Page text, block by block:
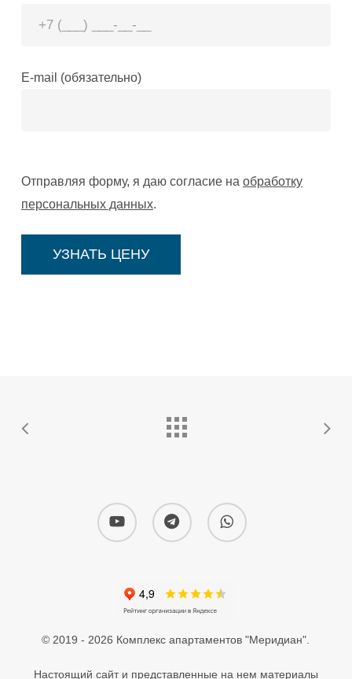
E-mail (обязательно)
Отправляя форму, я даю согласие на обработку
персональных данных.
youtube telegram whatsapp
© 2019 - 2026 Комплекс апартаментов "Меридиан".
Настоящий сайт и представленные на нем материалы